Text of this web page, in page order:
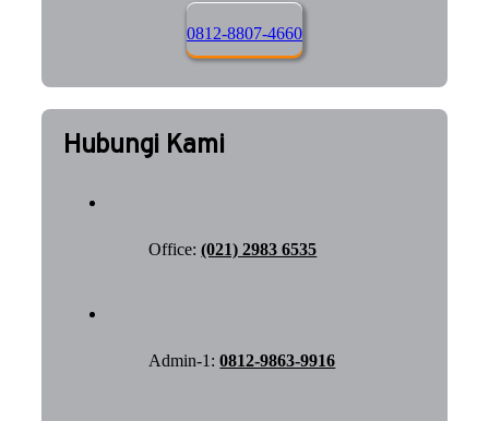
0812-8807-4660
Hubungi Kami
Office:(021) 2983 6535
Admin-1:0812-9863-9916